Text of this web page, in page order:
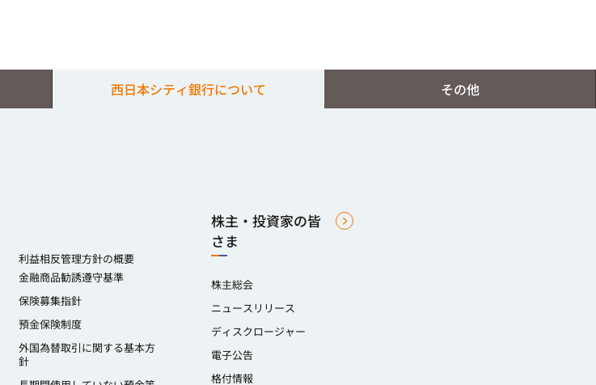
西日本シティ銀行について その他
利益相反管理方針の概要
金融商品勧誘遵守基準
保険募集指針
預金保険制度
外国為替取引に関する基本方
針
株主・投資家の皆
さま
株主総会
ニュースリリース
ディスクロージャー
電子公告
格付情報